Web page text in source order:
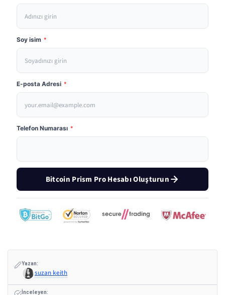
Soy isim *
E-posta Adresi *
Telefon Numarası *
Bitcoin Prism Pro Hesabı Oluşturun
Yazan:
suzan keith
İnceleyen: